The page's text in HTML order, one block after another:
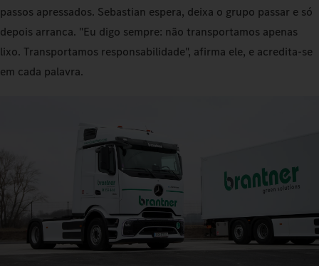
passos apressados. Sebastian espera, deixa o grupo passar e só
depois arranca. "Eu digo sempre: não transportamos apenas
lixo. Transportamos responsabilidade", afirma ele, e acredita-se
em cada palavra.